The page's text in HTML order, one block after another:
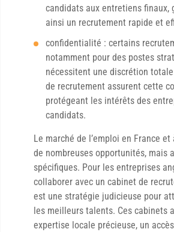
candidats aux entretiens finaux,
ainsi un recrutement rapide et
confidentialité : certains
notamment pour des postes
nécessitent une discrétion
de recrutement assurent cette
protégeant les intérêts des
candidats.
Le marché de l’emploi en France
de nombreuses opportunités, mais
spécifiques. Pour les entreprises
collaborer avec un cabinet de
est une stratégie judicieuse pour
les meilleurs talents. Ces cabinets
expertise locale précieuse, un